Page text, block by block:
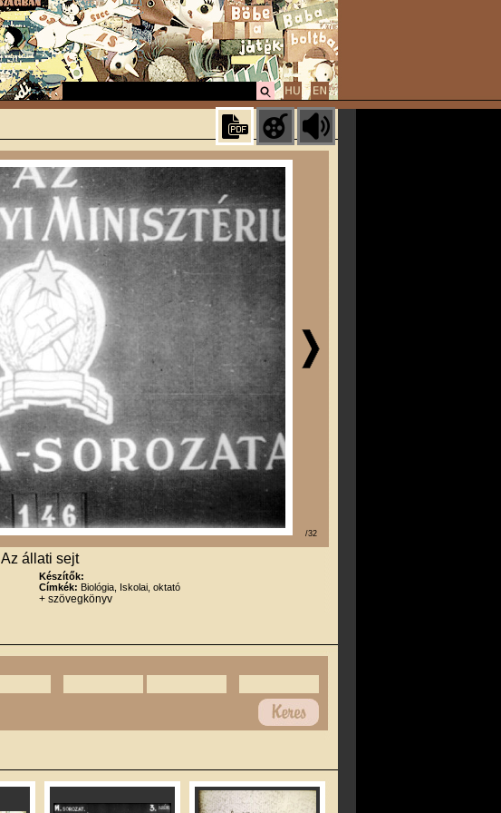
/32
Az állati sejt
Készítők:
Címkék: Biológia, Iskolai, oktató
+ szövegkönyv